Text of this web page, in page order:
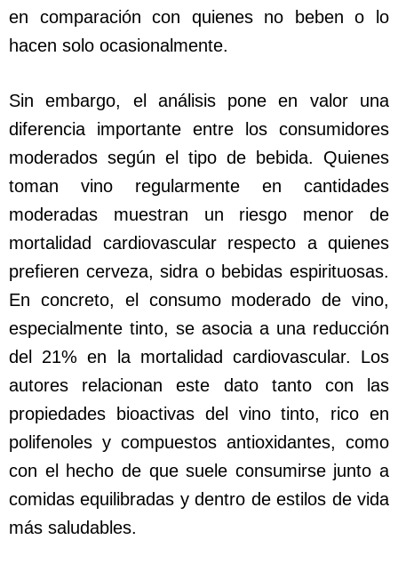
en comparación con quienes no beben o lo
hacen solo ocasionalmente.
Sin embargo, el análisis pone en valor una
diferencia importante entre los consumidores
moderados según el tipo de bebida. Quienes
toman vino regularmente en cantidades
moderadas muestran un riesgo menor de
mortalidad cardiovascular respecto a quienes
prefieren cerveza, sidra o bebidas espirituosas.
En concreto, el consumo moderado de vino,
especialmente tinto, se asocia a una reducción
del 21% en la mortalidad cardiovascular. Los
autores relacionan este dato tanto con las
propiedades bioactivas del vino tinto, rico en
polifenoles y compuestos antioxidantes, como
con el hecho de que suele consumirse junto a
comidas equilibradas y dentro de estilos de vida
más saludables.